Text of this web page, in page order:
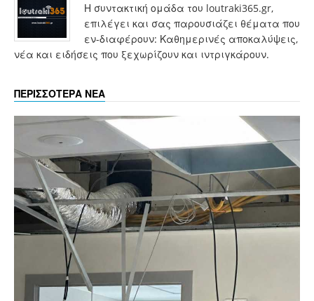
Η συντακτική ομάδα του loutraki365.gr,
επιλέγει και σας παρουσιάζει θέματα που
εν-διαφέρουν: Καθημερινές αποκαλύψεις,
νέα και ειδήσεις που ξεχωρίζουν και ιντριγκάρουν.
ΠΕΡΙΣΣΟΤΕΡΑ ΝΕΑ